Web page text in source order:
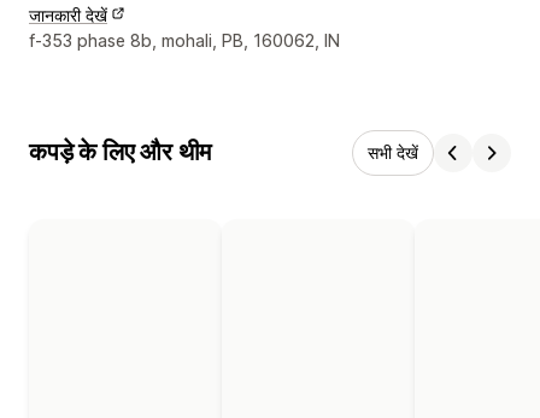
जानकारी देखें
डिज़ाइनर के संपर्क की जानकारी
f-353 phase 8b, mohali, PB, 160062, IN
कपड़े के लिए और थीम सभी देखें